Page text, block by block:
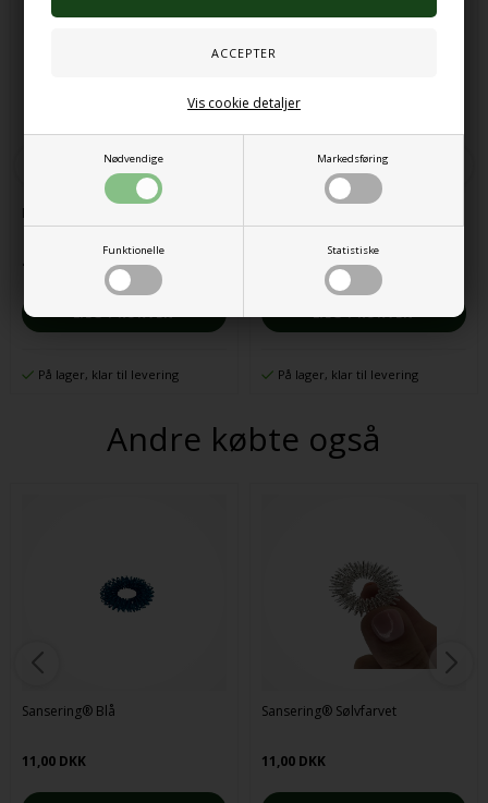
Nødvendige Markedsføring
Funktionelle Statistiske
Vis cookie detaljer
Fidgetkasse 16stk
473,00 DKK
På lager, klar til levering På lager, klar til levering
Andre købte også
Sansering® Blå
11,00 DKK
Sansering® Sølvfarvet
11,00 DKK